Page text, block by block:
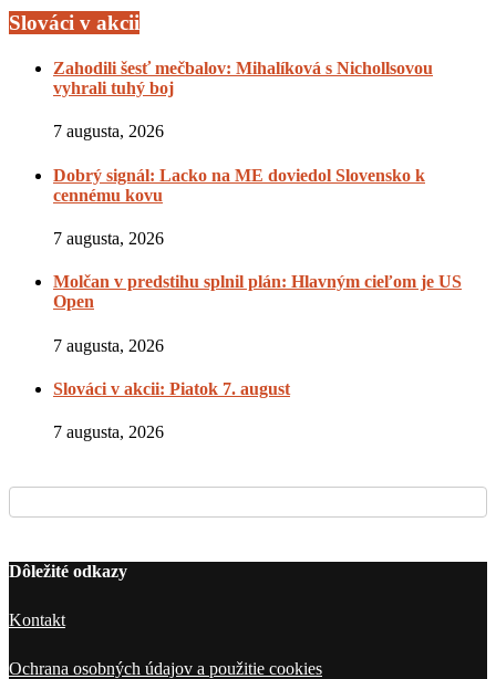
Slováci v akcii
Zahodili šesť mečbalov: Mihalíková s Nichollsovou
vyhrali tuhý boj
7 augusta, 2026
Dobrý signál: Lacko na ME doviedol Slovensko k
cennému kovu
7 augusta, 2026
Molčan v predstihu splnil plán: Hlavným cieľom je US
Open
7 augusta, 2026
Slováci v akcii: Piatok 7. august
7 augusta, 2026
Dôležité odkazy
Kontakt
Ochrana osobných údajov a použitie cookies